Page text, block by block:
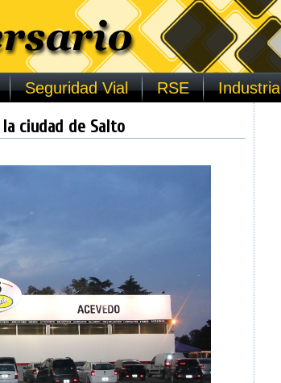
Seguridad Vial RSE Industria
ciudad de Salto